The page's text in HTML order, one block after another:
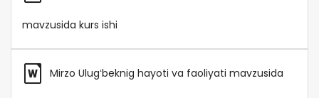
mavzusida kurs ishi
Mirzo Ulugʻbeknig hayoti va faoliyati mavzusida